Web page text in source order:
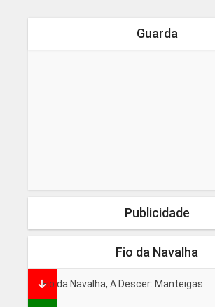
Guarda
Publicidade
Fio da Navalha
Fio da Navalha, A Descer: Manteigas